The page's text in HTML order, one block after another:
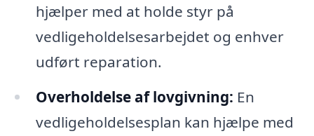
hjælper med at holde styr på
vedligeholdelsesarbejdet og enhver
udført reparation.
Overholdelse af lovgivning: En
vedligeholdelsesplan kan hjælpe med